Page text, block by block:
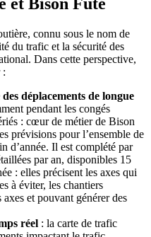
connu sous le nom de
du trafic et la sécurité des
Dans cette perspective,
:
déplacements de longue
pendant les congés
: cœur de métier de Bison
prévisions pour l’ensemble de
d’année. Il est complété par
par an, disponibles 15
: elles précisent les axes qui
à éviter, les chantiers
et pouvant générer des
réel : la carte de trafic